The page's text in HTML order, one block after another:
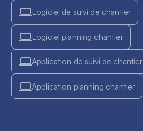
Logiciel de suivi de chantier
Logiciel planning chantier
Application de suivi de chantier
Application planning chantier